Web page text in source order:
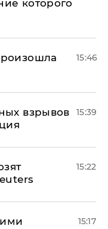
которого
15:46
взрывов
15:39
15:22
15:17